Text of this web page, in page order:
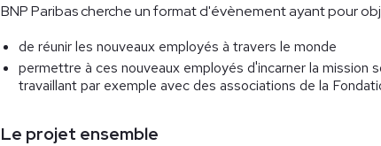
BNP Paribas cherche un format d'évènement ayant pour
de réunir les nouveaux employés à travers le monde
permettre à ces nouveaux employés d'incarner la mission
travaillant par exemple avec des associations de la
Le projet ensemble